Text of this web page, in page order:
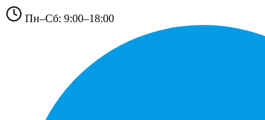
Пн–Сб: 9:00–18:00